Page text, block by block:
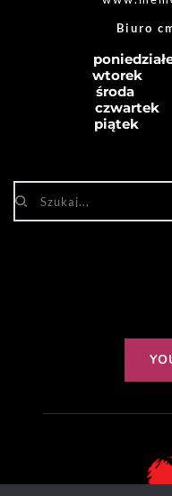
Biuro
wtorek
środa
czwartek
piątek